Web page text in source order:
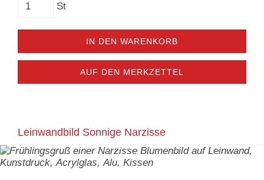
St
IN DEN WARENKORB
AUF DEN MERKZETTEL
Leinwandbild Sonnige Narzisse